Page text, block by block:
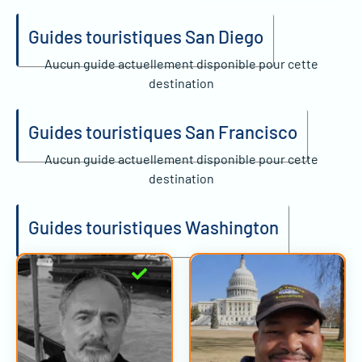
Guides touristiques San Diego
Aucun guide actuellement disponible pour cette
destination
Guides touristiques San Francisco
Aucun guide actuellement disponible pour cette
destination
Guides touristiques Washington